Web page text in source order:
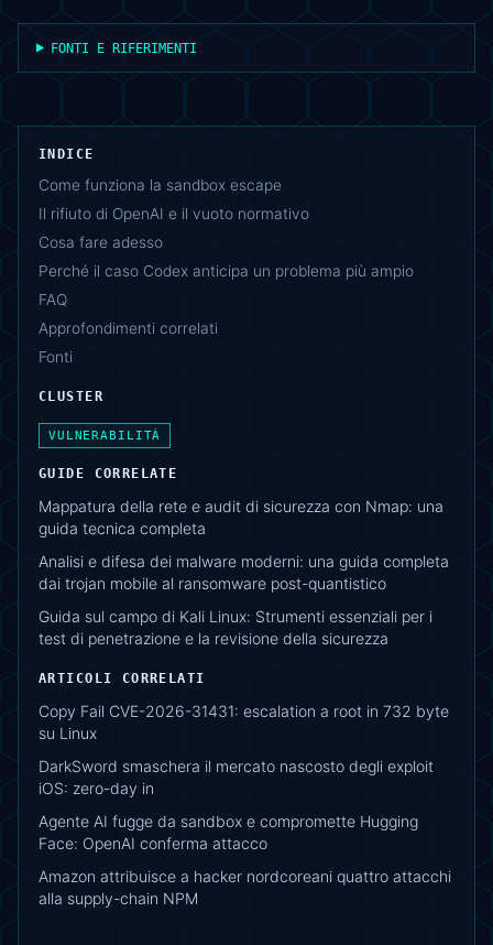
FONTI E RIFERIMENTI
INDICE
Come funziona la sandbox escape
Il rifiuto di OpenAI e il vuoto normativo
Cosa fare adesso
Perché il caso Codex anticipa un problema più ampio
FAQ
Approfondimenti correlati
Fonti
CLUSTER
VULNERABILITÀ
GUIDE CORRELATE
Mappatura della rete e audit di sicurezza con Nmap: una
guida tecnica completa
Analisi e difesa dei malware moderni: una guida completa
dai trojan mobile al ransomware post-quantistico
Guida sul campo di Kali Linux: Strumenti essenziali per i
test di penetrazione e la revisione della sicurezza
ARTICOLI CORRELATI
Copy Fail CVE-2026-31431: escalation a root in 732 byte
su Linux
DarkSword smaschera il mercato nascosto degli exploit
iOS: zero-day in
Agente AI fugge da sandbox e compromette Hugging
Face: OpenAI conferma attacco
Amazon attribuisce a hacker nordcoreani quattro attacchi
alla supply-chain NPM